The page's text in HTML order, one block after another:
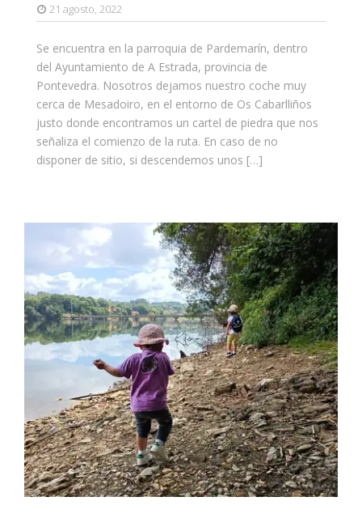
21 agosto, 2022
Se encuentra en la parroquia de Pardemarín, dentro
del Ayuntamiento de A Estrada, provincia de
Pontevedra. Nosotros dejamos nuestro coche muy
cerca de Mesadoiro, en el entorno de Os Cabarlliños
justo donde encontramos un cartel de piedra que nos
señaliza el comienzo de la ruta. En caso de no
disponer de sitio, si descendemos unos […]